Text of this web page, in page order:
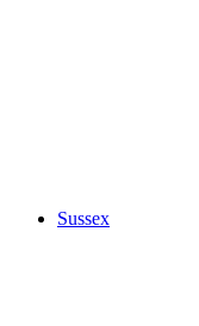
Sussex